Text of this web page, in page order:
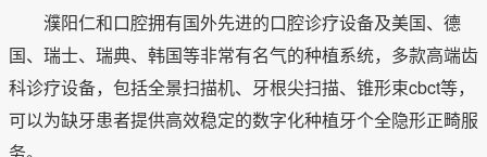
濮阳仁和口腔拥有国外先进的口腔诊疗设备及美国、德
国、瑞士、瑞典、韩国等非常有名气的种植系统，多款高端齿
科诊疗设备，包括全景扫描机、牙根尖扫描、锥形束cbct等，
可以为缺牙患者提供高效稳定的数字化种植牙个全隐形正畸服
务。